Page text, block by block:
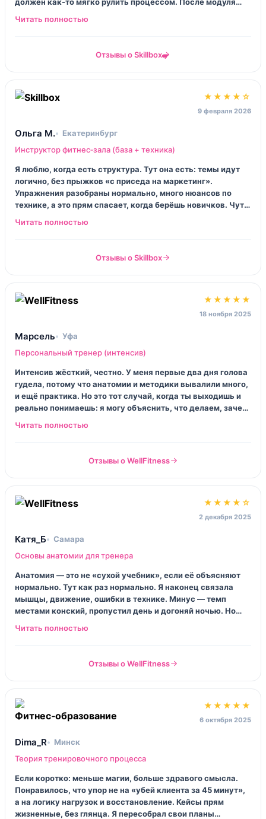
Отзывы о Skillbox
★★★★☆
9 февраля 2026
Ольга М.
Екатеринбург
Инструктор фитнес‑зала (база + техника)
Я люблю, когда есть структура. Тут она есть: темы идут
логично, без прыжков «с приседа на маркетинг».
Упражнения разобраны нормально, много нюансов по
технике, а это прям спасает, когда берёшь новичков. Чуть
Отзывы о Skillbox
★★★★★
18 ноября 2025
Марсель
Уфа
Персональный тренер (интенсив)
Интенсив жёсткий, честно. У меня первые два дня голова
гудела, потому что анатомии и методики вывалили много,
и ещё практика. Но это тот случай, когда ты выходишь и
реально понимаешь: я могу объяснить, что делаем, зачем,
Отзывы о WellFitness
★★★★☆
2 декабря 2025
Катя_Б
Самара
Основы анатомии для тренера
Анатомия — это не «сухой учебник», если её объясняют
нормально. Тут как раз нормально. Я наконец связала
мышцы, движение, ошибки в технике. Минус — темп
местами конский, пропустил день и догоняй ночью. Но
Отзывы о WellFitness
★★★★★
6 октября 2025
Dima_R
Минск
Теория тренировочного процесса
Если коротко: меньше магии, больше здравого смысла.
Понравилось, что упор не на «убей клиента за 45 минут»,
а на логику нагрузок и восстановление. Кейсы прям
жизненные, без глянца. Я пересобрал свои планы